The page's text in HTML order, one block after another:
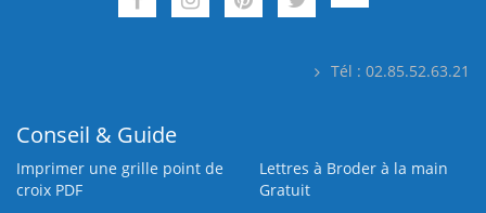
Tél : 02.85.52.63.21
Conseil & Guide
Imprimer une grille point de
croix PDF
Lettres à Broder à la main
Gratuit